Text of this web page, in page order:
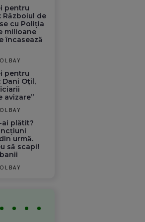
pentru
Războiul de
cu Poliția
milioane
încasează
pentru
Dani Oțil,
avizare”
ai plătit?
urmă.
să scapi!